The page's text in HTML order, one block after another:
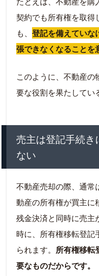
契約でも所有権を取得
も、 登記を備えていな
張できなくなることを
このように、不動産
要な役割を果たしてい
売主は登記手続き
ない
不動産売却の際、通常
動産の所有権が買主に
残金決済と同時に売主
時に、所有権移転登記
られます。 所有権移転
要なものだからです。